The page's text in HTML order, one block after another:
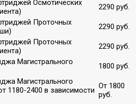
Осмотических
2290 руб.
Проточных
2290 руб.
Проточных
2290 руб.
Магистрального
1800 руб.
Магистрального
1180-2400 в зависимости От 1800
руб.